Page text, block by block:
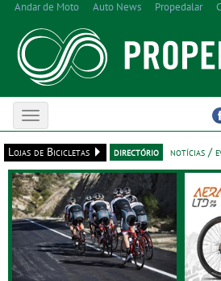
Andar de Moto Auto News Propedalar
Toggle
navigation
Lojas de Bicicletas
directório notícias /